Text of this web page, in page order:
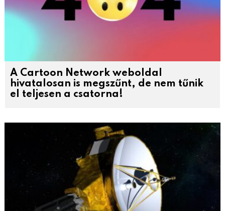
A Cartoon Network weboldal
hivatalosan is megszűnt, de nem tűnik
el teljesen a csatorna!